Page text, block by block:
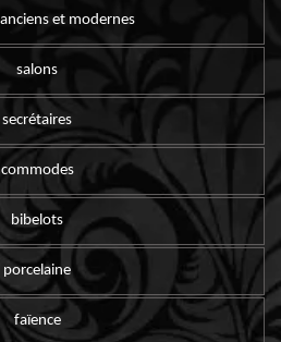
et modernes
salons
secrétaires
commodes
bibelots
porcelaine
faïence